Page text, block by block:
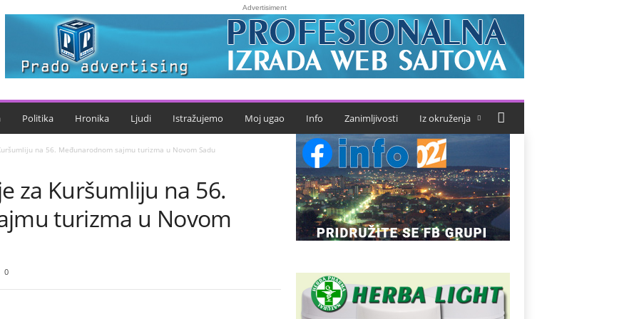
Advertisiment
Politika Hronika Ljudi Istražujemo Moj ugao Info Zanimljivosti Iz okruženja
na 56. Međunarodnom sajmu turizma u Novom Sadu
za Kuršumliju na 56.
turizma u Novom
0